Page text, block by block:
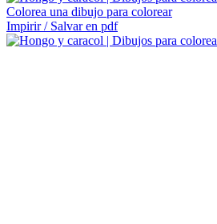
Colorea una dibujo para colorear
Impirir / Salvar en pdf